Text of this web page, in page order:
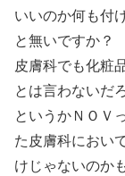
いいのか何も付
と無いですか？
皮膚科でも化粧
とは言わないだ
というかＮＯＶ
た皮膚科におい
けじゃないのか